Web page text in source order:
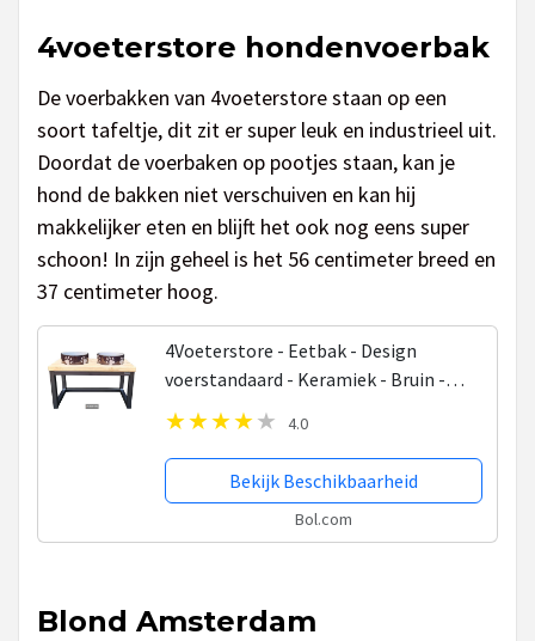
4voeterstore hondenvoerbak
De voerbakken van 4voeterstore staan op een
soort tafeltje, dit zit er super leuk en industrieel uit.
Doordat de voerbaken op pootjes staan, kan je
hond de bakken niet verschuiven en kan hij
makkelijker eten en blijft het ook nog eens super
schoon! In zijn geheel is het 56 centimeter breed en
37 centimeter hoog.
4Voeterstore - Eetbak - Design
voerstandaard - Keramiek - Bruin -
Honden voerbak - Industriële voerbak -
Voerstandaard - Voerbak hond met
standaard - Hond -...
4.0
Bekijk Beschikbaarheid
Bol.com
Blond Amsterdam